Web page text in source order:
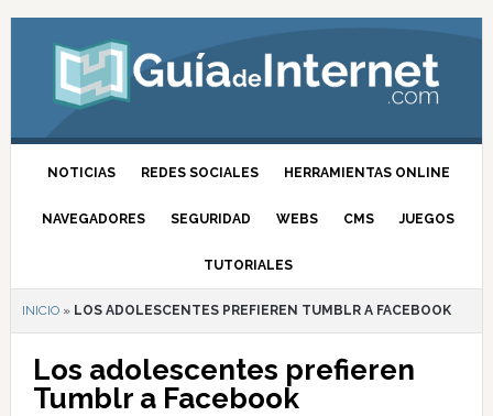
NOTICIAS REDES SOCIALES HERRAMIENTAS ONLINE
NAVEGADORES SEGURIDAD WEBS CMS JUEGOS
TUTORIALES
INICIO» LOS ADOLESCENTES PREFIEREN TUMBLR A FACEBOOK
Los adolescentes prefieren
Tumblr a Facebook